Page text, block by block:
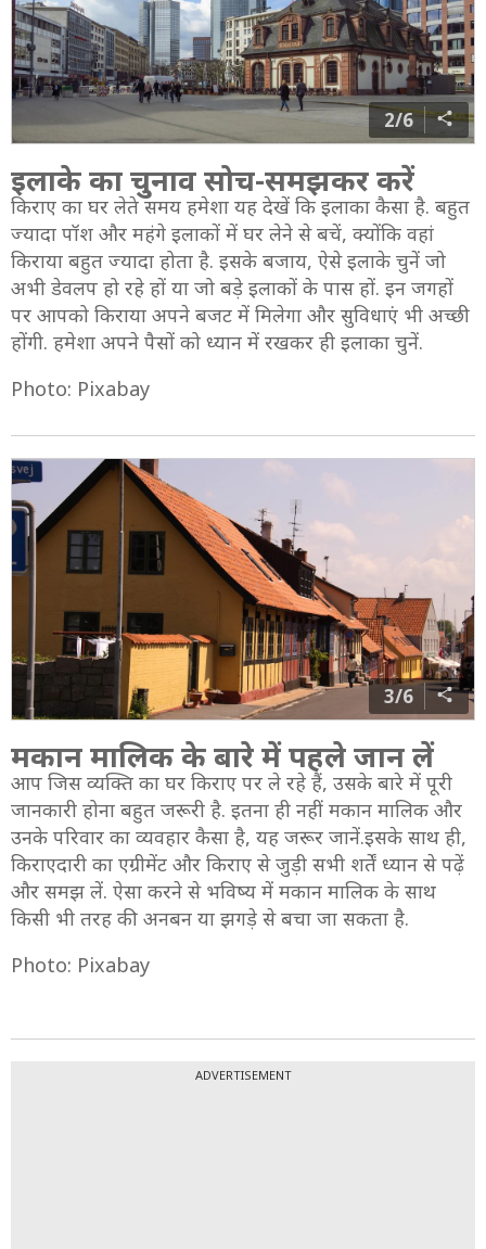
2/6
इलाके का चुनाव सोच-समझकर करें
किराए का घर लेते समय हमेशा यह देखें कि इलाका कैसा है. बहुत
ज्यादा पॉश और महंगे इलाकों में घर लेने से बचें, क्योंकि वहां
किराया बहुत ज्यादा होता है. इसके बजाय, ऐसे इलाके चुनें जो
अभी डेवलप हो रहे हों या जो बड़े इलाकों के पास हों. इन जगहों
पर आपको किराया अपने बजट में मिलेगा और सुविधाएं भी अच्छी
होंगी. हमेशा अपने पैसों को ध्यान में रखकर ही इलाका चुनें.
Photo: Pixabay
3/6
मकान मालिक के बारे में पहले जान लें
आप जिस व्यक्ति का घर किराए पर ले रहे हैं, उसके बारे में पूरी
जानकारी होना बहुत जरूरी है. इतना ही नहीं मकान मालिक और
उनके परिवार का व्यवहार कैसा है, यह जरूर जानें.इसके साथ ही,
किराएदारी का एग्रीमेंट और किराए से जुड़ी सभी शर्तें ध्यान से पढ़ें
और समझ लें. ऐसा करने से भविष्य में मकान मालिक के साथ
किसी भी तरह की अनबन या झगड़े से बचा जा सकता है.
Photo: Pixabay
ADVERTISEMENT